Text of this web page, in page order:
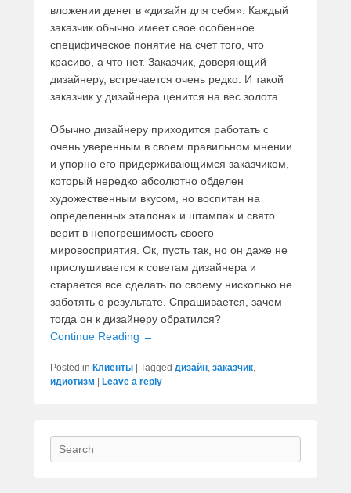
вложении денег в «дизайн для себя». Каждый
заказчик обычно имеет свое особенное
специфическое понятие на счет того, что
красиво, а что нет. Заказчик, доверяющий
дизайнеру, встречается очень редко. И такой
заказчик у дизайнера ценится на вес золота.
Обычно дизайнеру приходится работать с
очень уверенным в своем правильном мнении
и упорно его придерживающимся заказчиком,
который нередко абсолютно обделен
художественным вкусом, но воспитан на
определенных эталонах и штампах и свято
верит в непогрешимость своего
мировосприятия. Ок, пусть так, но он даже не
прислушивается к советам дизайнера и
старается все сделать по своему нисколько не
заботять о результате. Спрашивается, зачем
тогда он к дизайнеру обратился?
Continue Reading →
Posted in Клиенты Tagged дизайн, заказчик,
идиотизм
Leave a reply
Search